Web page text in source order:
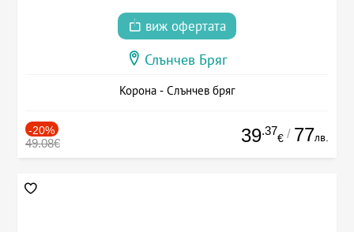
виж офертата
Слънчев Бряг
Корона - Слънчев бряг
-20%
49.08€ 39.37
€ / 77лв.